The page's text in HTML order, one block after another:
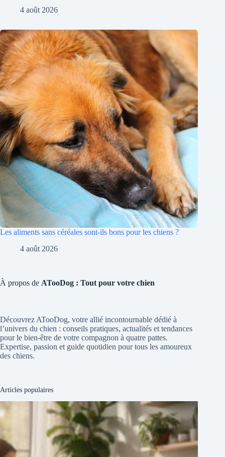
4 août 2026
Les aliments sans céréales sont-ils bons pour les chiens ?
4 août 2026
À propos de ATooDog : Tout pour votre chien
Découvrez ATooDog, votre allié incontournable dédié à
l’univers du chien : conseils pratiques, actualités et tendances
pour le bien-être de votre compagnon à quatre pattes.
Expertise, passion et guide quotidien pour tous les amoureux
des chiens.
Articles populaires